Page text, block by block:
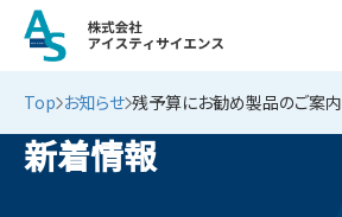
Top お知らせ 残予算にお勧め製品のご案内
新着情報